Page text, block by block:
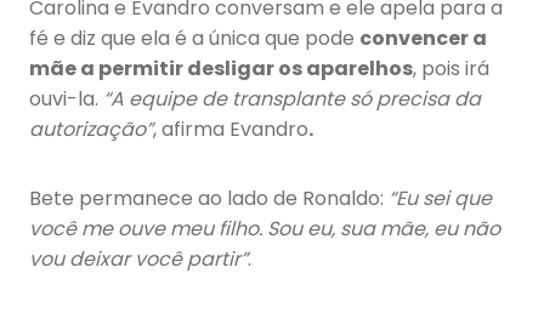
Carolina e Evandro conversam e ele apela para a
fé e diz que ela é a única que pode convencer a
mãe a permitir desligar os aparelhos, pois irá
ouvi-la. “A equipe de transplante só precisa da
autorização”, afirma Evandro.
Bete permanece ao lado de Ronaldo: “Eu sei que
você me ouve meu filho. Sou eu, sua mãe, eu não
vou deixar você partir”.